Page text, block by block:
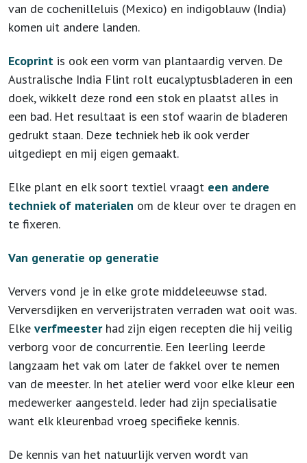
van de cochenilleluis (Mexico) en indigoblauw (India)
komen uit andere landen.
Ecoprint is ook een vorm van plantaardig verven. De
Australische India Flint rolt eucalyptusbladeren in een
doek, wikkelt deze rond een stok en plaatst alles in
een bad. Het resultaat is een stof waarin de bladeren
gedrukt staan. Deze techniek heb ik ook verder
uitgediept en mij eigen gemaakt.
Elke plant en elk soort textiel vraagt een andere
techniek of materialen om de kleur over te dragen en
te fixeren.
Van generatie op generatie
Ververs vond je in elke grote middeleeuwse stad.
Verversdijken en ververijstraten verraden wat ooit was.
Elke verfmeesterhad zijn eigen recepten die hij veilig
verborg voor de concurrentie. Een leerling leerde
langzaam het vak om later de fakkel over te nemen
van de meester. In het atelier werd voor elke kleur een
medewerker aangesteld. Ieder had zijn specialisatie
want elk kleurenbad vroeg specifieke kennis.
De kennis van het natuurlijk verven wordt van